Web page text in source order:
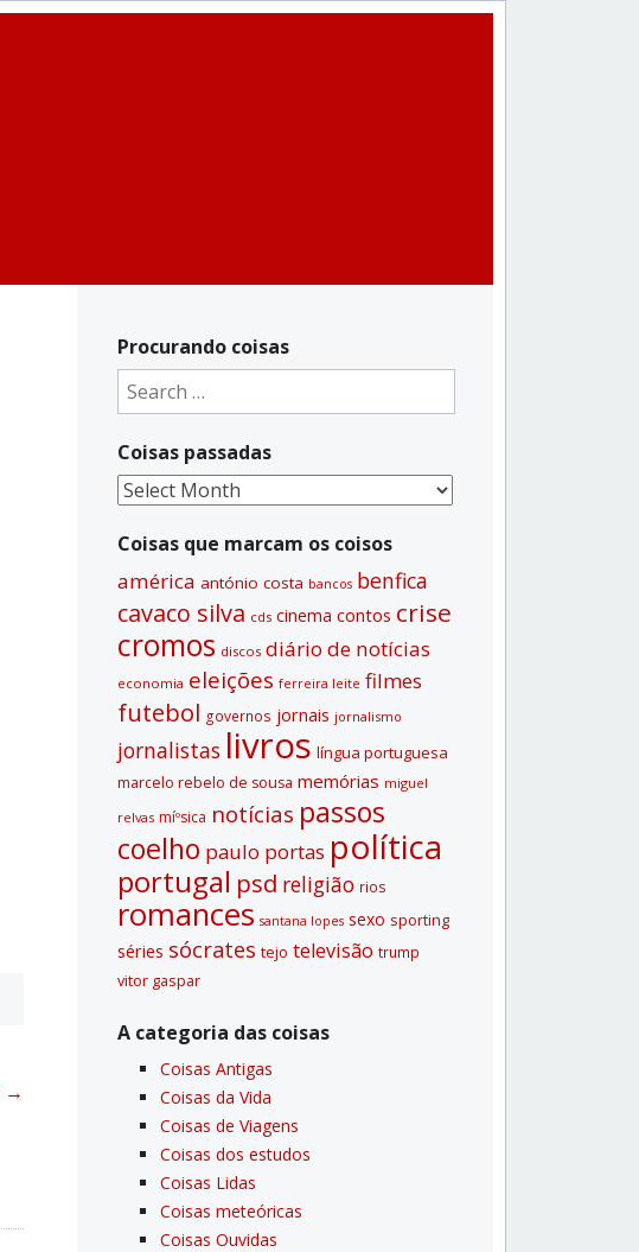
→
Procurando coisas
Search
for:
Coisas passadas
Coisas
Coisas que marcam os coisos
américa antónio costa bancos benfica
cavaco silva cds cinema contos crise
cromos discos diário de notí­cias
economia eleições ferreira leite filmes
futebol governos jornais jornalismo
jornalistas livros lí­ngua portuguesa
marcelo rebelo de sousa memórias miguel
relvas míºsica notí­cias passos
coelho paulo portas polí­tica
portugal psd religião rios
romances santana lopes sexo sporting
séries sócrates tejo televisão trump
vitor gaspar
A categoria das coisas
Coisas Antigas
Coisas da Vida
Coisas de Viagens
Coisas dos estudos
Coisas Lidas
Coisas meteóricas
Coisas Ouvidas